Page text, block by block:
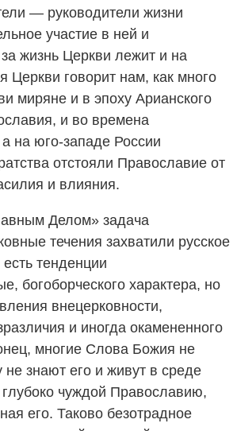
— руководители жизни
участие в ней и
за жизнь Церкви лежит и на
Церкви говорит нам, как много
миряне и в эпоху Арианского
и во времена
на юго-западе России
отстояли Православие от
и влияния.
Делом» задача
течения захватили русское
тенденции
богоборческого характера, но
внецерковности,
и иногда окамененного
многие Слова Божия не
знают его и живут в среде
чуждой Православию,
его. Таково безотрадное